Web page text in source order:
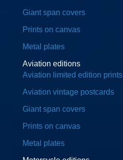
Giant span covers
Prints on canvas
Metal plates
Aviation editions
Aviation limited edition prints
Aviation vintage postcards
Giant span covers
Prints on canvas
Metal plates